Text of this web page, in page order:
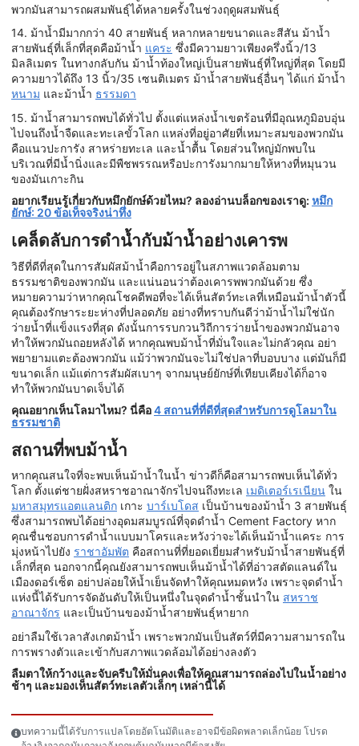
พวกมันสามารถผสมพันธุ์ได้หลายครั้งในช่วงฤดูผสมพันธุ์
14. ม้าน้ำมีมากกว่า 40 สายพันธุ์ หลากหลายขนาดและสีสัน ม้าน้ำ
สายพันธุ์ที่เล็กที่สุดคือม้าน้ำ แคระ ซึ่งมีความยาวเพียงครึ่งนิ้ว/13
มิลลิเมตร ในทางกลับกัน ม้าน้ำท้องใหญ่เป็นสายพันธุ์ที่ใหญ่ที่สุด โดยมี
ความยาวได้ถึง 13 นิ้ว/35 เซนติเมตร ม้าน้ำสายพันธุ์อื่นๆ ได้แก่ ม้าน้ำ
หนาม และม้าน้ำ ธรรมดา
15. ม้าน้ำสามารถพบได้ทั่วไป ตั้งแต่แหล่งน้ำเขตร้อนที่มีอุณหภูมิอบอุ่น
ไปจนถึงน้ำจืดและทะเลขั้วโลก แหล่งที่อยู่อาศัยที่เหมาะสมของพวกมัน
คือแนวปะการัง สาหร่ายทะเล และน้ำตื้น โดยส่วนใหญ่มักพบใน
บริเวณที่มีน้ำนิ่งและมีพืชพรรณหรือปะการังมากมายให้หางที่หมุนวน
ของมันเกาะกิน
อยากเรียนรู้เกี่ยวกับหมึกยักษ์ด้วยไหม? ลองอ่านบล็อกของเราดู: หมึก
ยักษ์: 20 ข้อเท็จจริงน่าทึ่ง
เคล็ดลับการดำน้ำกับม้าน้ำอย่างเคารพ
วิธีที่ดีที่สุดในการสัมผัสม้าน้ำคือการอยู่ในสภาพแวดล้อมตาม
ธรรมชาติของพวกมัน และแน่นอนว่าต้องเคารพพวกมันด้วย ซึ่ง
หมายความว่าหากคุณโชคดีพอที่จะได้เห็นสัตว์ทะเลที่เหมือนม้าน้ำตัวนี้
คุณต้องรักษาระยะห่างที่ปลอดภัย อย่างที่ทราบกันดีว่าม้าน้ำไม่ใช่นัก
ว่ายน้ำที่แข็งแรงที่สุด ดังนั้นการรบกวนวิถีการว่ายน้ำของพวกมันอาจ
ทำให้พวกมันถอยหลังได้ หากคุณพบม้าน้ำที่มั่นใจและไม่กลัวคุณ อย่า
พยายามแตะต้องพวกมัน แม้ว่าพวกมันจะไม่ใช่ปลาที่บอบบาง แต่มันก็มี
ขนาดเล็ก แม้แต่การสัมผัสเบาๆ จากมนุษย์ยักษ์ที่เทียบเคียงได้ก็อาจ
ทำให้พวกมันบาดเจ็บได้
คุณอยากเห็นโลมาไหม? นี่คือ4 สถานที่ที่ดีที่สุดสำหรับการดูโลมาใน
ธรรมชาติ
สถานที่พบม้าน้ำ
หากคุณสนใจที่จะพบเห็นม้าน้ำในน้ำ ข่าวดีก็คือสามารถพบเห็นได้ทั่ว
โลก ตั้งแต่ชายฝั่งสหราชอาณาจักรไปจนถึงทะเล เมดิเตอร์เรเนียน ใน
มหาสมุทรแอตแลนติก เกาะ บาร์เบโดส เป็นบ้านของม้าน้ำ 3 สายพันธุ์
ซึ่งสามารถพบได้อย่างอุดมสมบูรณ์ที่จุดดำน้ำ Cement Factory หาก
คุณชื่นชอบการดำน้ำแบบมาโครและหวังว่าจะได้เห็นม้าน้ำแคระ การ
มุ่งหน้าไปยัง ราชาอัมพัต คือสถานที่ที่ยอดเยี่ยมสำหรับม้าน้ำสายพันธุ์ที่
เล็กที่สุด นอกจากนี้คุณยังสามารถพบเห็นม้าน้ำได้ที่อ่าวสตัดแลนด์ใน
เมืองดอร์เซ็ต อย่าปล่อยให้น้ำเย็นจัดทำให้คุณหมดหวัง เพราะจุดดำน้ำ
แห่งนี้ได้รับการจัดอันดับให้เป็นหนึ่งในจุดดำน้ำชั้นนำใน สหราช
อาณาจักร และเป็นบ้านของม้าน้ำสายพันธุ์หายาก
อย่าลืมใช้เวลาสังเกตม้าน้ำ เพราะพวกมันเป็นสัตว์ที่มีความสามารถใน
การพรางตัวและเข้ากับสภาพแวดล้อมได้อย่างลงตัว
ลืมตาให้กว้างและจับครีบให้มั่นคงเพื่อให้คุณสามารถล่องไปในน้ำอย่าง
ช้าๆ และมองเห็นสัตว์ทะเลตัวเล็กๆ เหล่านี้ได้
บทความนี้ได้รับการแปลโดยอัตโนมัติและอาจมีข้อผิดพลาดเล็กน้อย โปรด